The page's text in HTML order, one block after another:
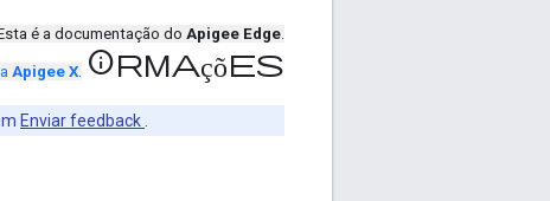
é a documentação do Apigee Edge.
Apigee X. informações
Enviar feedback